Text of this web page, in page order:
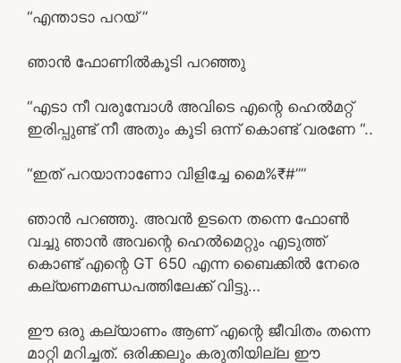
“എന്താടാ പറയ് ”
ഞാൻ ഫോണിൽകൂടി പറഞ്ഞു
“എടാ നീ വരുമ്പോൾ അവിടെ എന്റെ ഹെൽമറ്റ്
ഇരിപ്പുണ്ട് നീ അതും കൂടി ഒന്ന് കൊണ്ട് വരണേ “..
“ഇത് പറയാനാണോ വിളിച്ചേ മൈ%₹#””
ഞാൻ പറഞ്ഞു. അവൻ ഉടനെ തന്നെ ഫോൺ
വച്ചു ഞാൻ അവന്റെ ഹെൽമെറ്റും എടുത്ത്
കൊണ്ട് എന്റെ GT 650 എന്ന ബൈക്കിൽ നേരെ
കല്യണമണ്ഡപത്തിലേക്ക് വിട്ടു…
ഈ ഒരു കല്യാണം ആണ് എന്റെ ജീവിതം തന്നെ
മാറ്റി മറിച്ചത്. ഒരിക്കലും കരുതിയില്ല ഈ